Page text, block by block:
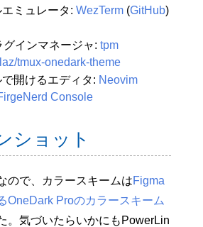
ミュレータ: WezTerm(GitHub)
グインマネージャ: tpm
tmux-onedark-theme
開けるエディタ: Neovim
Console
ショット
ので、カラースキームはFigma
OneDark Proのカラースキーム
。気づいたらいかにもPowerLin